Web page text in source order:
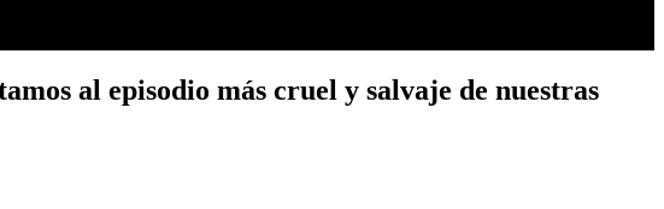
al episodio más cruel y salvaje de nuestras